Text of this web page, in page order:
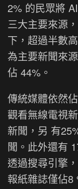
2% 的民眾將
三大主要來源
下，超過半數
為主要新聞來
佔 44%。
傳統媒體依然
觀看無線電視
新聞，另 有
聞。此外還有
透過搜尋引擎
報紙雜誌僅佔8